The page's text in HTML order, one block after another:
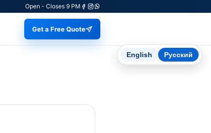
Open - Closes 9 PM
Get a Free Quote
English Русский